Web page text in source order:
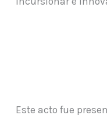
Este acto fue